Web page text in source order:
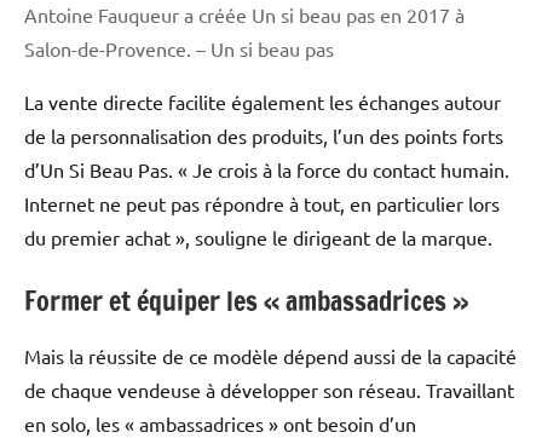
Antoine Fauqueur a créée Un si beau pas en 2017 à
Salon-de-Provence. – Un si beau pas
La vente directe facilite également les échanges autour
de la personnalisation des produits, l’un des points forts
d’Un Si Beau Pas. « Je crois à la force du contact humain.
Internet ne peut pas répondre à tout, en particulier lors
du premier achat », souligne le dirigeant de la marque.
Former et équiper les « ambassadrices »
Mais la réussite de ce modèle dépend aussi de la capacité
de chaque vendeuse à développer son réseau. Travaillant
en solo, les « ambassadrices » ont besoin d’un